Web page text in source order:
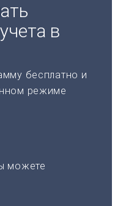
в
бесплатно и
режиме
можете